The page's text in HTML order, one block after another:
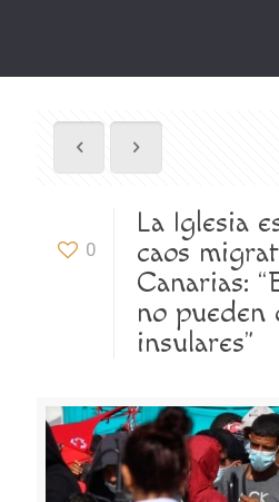
0
La Iglesia
caos
Canarias:
no pueden
insulares”